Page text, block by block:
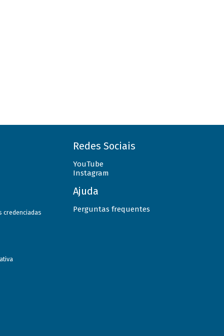
credenciadas
Redes Sociais
YouTube
Instagram
Ajuda
Perguntas frequentes